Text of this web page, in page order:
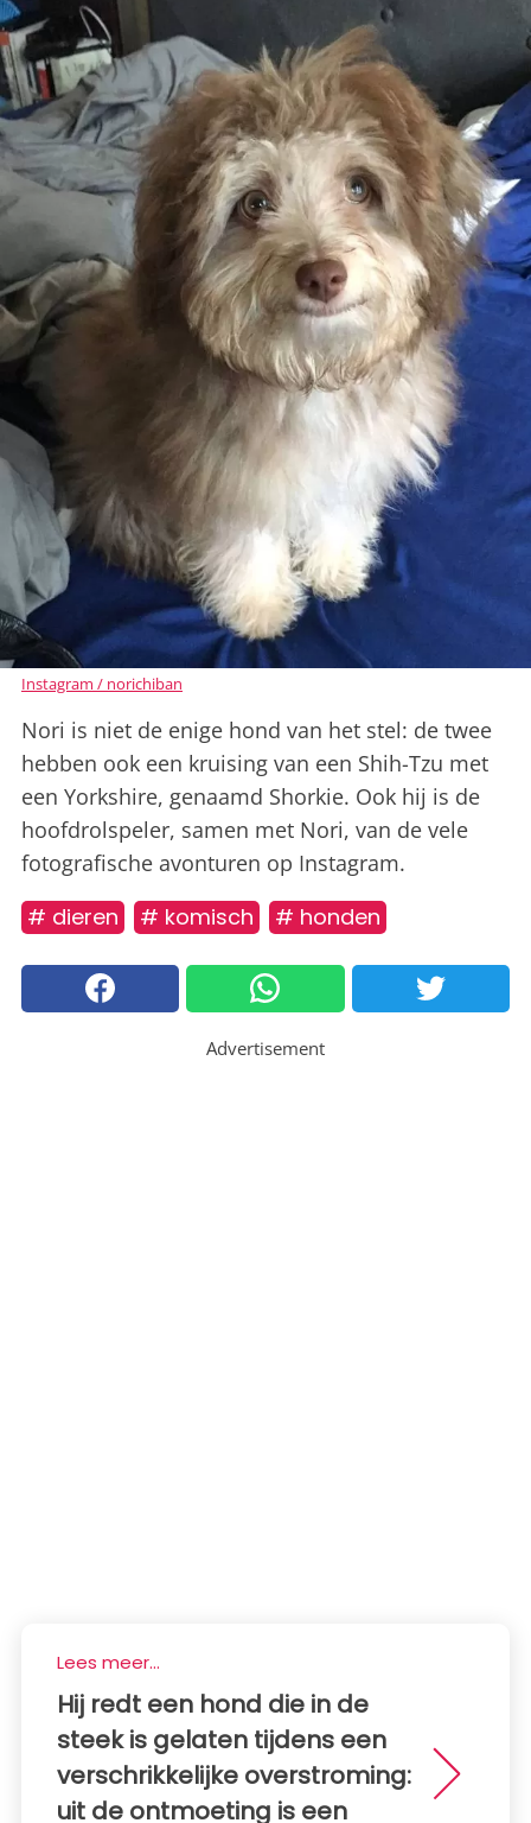
Instagram / norichiban
Nori is niet de enige hond van het stel: de twee
hebben ook een kruising van een Shih-Tzu met
een Yorkshire, genaamd Shorkie. Ook hij is de
hoofdrolspeler, samen met Nori, van de vele
fotografische avonturen op Instagram.
# dieren # komisch # honden
Advertisement
Lees meer...
Hij redt een hond die in de
steek is gelaten tijdens een
verschrikkelijke overstroming:
uit de ontmoeting is een